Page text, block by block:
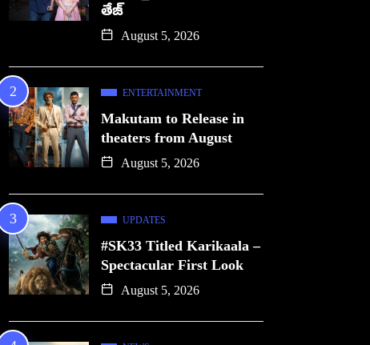
తేజ్
August 5, 2026
ENTERTAINMENT
Makutam to Release in
theaters from August
August 5, 2026
UPDATES
#SK33 Titled Karikaala –
Spectacular First Look
August 5, 2026